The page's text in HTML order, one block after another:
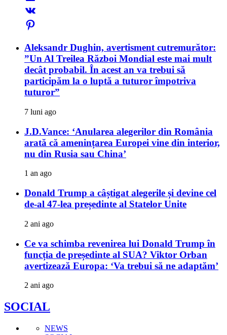
Aleksandr Dughin, avertisment cutremurător:
”Un Al Treilea Război Mondial este mai mult
decât probabil. În acest an va trebui să
participăm la o luptă a tuturor împotriva
tuturor”
7 luni ago
J.D.Vance: ‘Anularea alegerilor din România
arată că amenințarea Europei vine din interior,
nu din Rusia sau China’
1 an ago
Donald Trump a câștigat alegerile și devine cel
de-al 47-lea președinte al Statelor Unite
2 ani ago
Ce va schimba revenirea lui Donald Trump în
funcția de președinte al SUA? Viktor Orban
avertizează Europa: ‘Va trebui să ne adaptăm’
2 ani ago
SOCIAL
NEWS